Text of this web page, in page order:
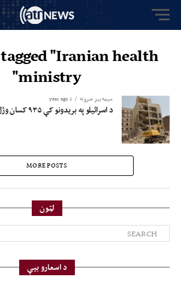
"Iranian health
ministry"
سیمه ییز خبرونه 1 year ago
د اسرائیلو په بریدونو کې ۹۳۵ کسان وژل شوي- ایران
MORE POSTS
لټون
د اسعارو بیې